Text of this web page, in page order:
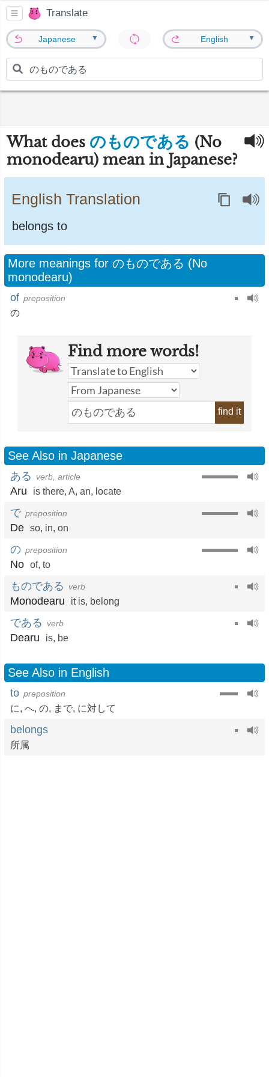
Translate
Japanese ▼ English ▼
What does のものである (No
monodearu) mean in Japanese?
English Translation
belongs to
More meanings for のものである (No
monodearu)
of preposition
の
Find more words!
find it
See Also in Japanese
ある verb, article
Aru is there, A, an, locate
で preposition
De so, in, on
の preposition
No of, to
ものである verb
Monodearu it is, belong
である verb
Dearu is, be
See Also in English
to preposition
に, へ, の, まで, に対して
belongs
所属